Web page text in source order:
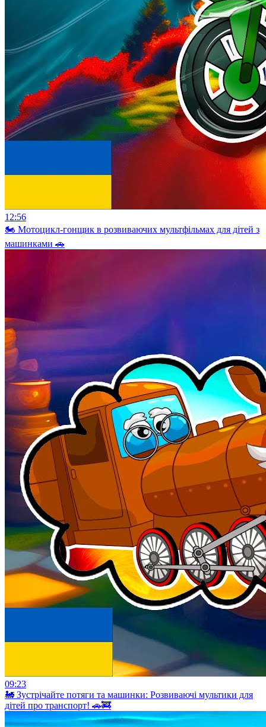
12:56
🏍️ Мотоцикл-гонщик в розвиваючих мультфільмах для дітей з
машинками 🚗
09:23
🚂 Зустрічайте потяги та машинки: Розвиваючі мультики для
дітей про транспорт! 🚗🚒